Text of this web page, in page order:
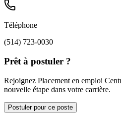
Téléphone
(514) 723-0030
Prêt à postuler ?
Rejoignez Placement en emploi
nouvelle étape dans votre carrière.
Postuler pour ce poste